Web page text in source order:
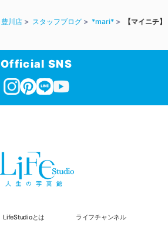
豊川店 スタッフブログ *mari*
【マイニチ】
Official SNS
LifeStudioとは ライフチャンネル